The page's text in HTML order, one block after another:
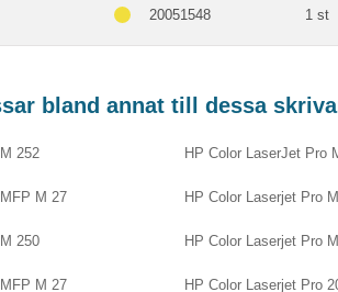
20051548 1 st
bland annat till dessa
252 HP Color LaserJet Pro
M 27 HP Color Laserjet Pro
250 HP Color Laserjet Pro
M 27 HP Color Laserjet Pro